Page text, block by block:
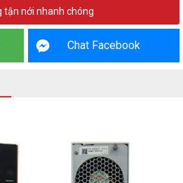
tận nới nhanh chóng
Chat Facebook